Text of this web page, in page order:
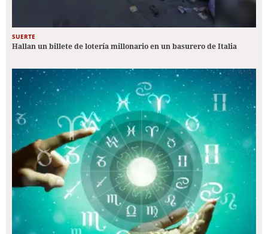
SUERTE
Hallan un billete de lotería millonario en un basurero de Italia